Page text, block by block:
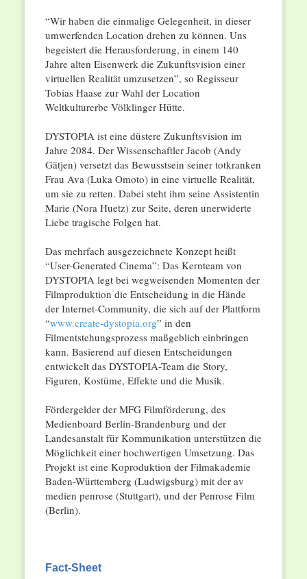
“Wir haben die einmalige Gelegenheit, in dieser
umwerfenden Location drehen zu können. Uns
begeistert die Herausforderung, in einem 140
Jahre alten Eisenwerk die Zukunftsvision einer
virtuellen Realität umzusetzen”, so Regisseur
Tobias Haase zur Wahl der Location
Weltkulturerbe Völklinger Hütte.
DYSTOPIA ist eine düstere Zukunftsvision im
Jahre 2084. Der Wissenschaftler Jacob (Andy
Gätjen) versetzt das Bewusstsein seiner totkranken
Frau Ava (Luka Omoto) in eine virtuelle Realität,
um sie zu retten. Dabei steht ihm seine Assistentin
Marie (Nora Huetz) zur Seite, deren unerwiderte
Liebe tragische Folgen hat.
Das mehrfach ausgezeichnete Konzept heißt
“User-Generated Cinema”: Das Kernteam von
DYSTOPIA legt bei wegweisenden Momenten der
Filmproduktion die Entscheidung in die Hände
der Internet-Community, die sich auf der Plattform
“www.create-dystopia.org” in den
Filmentstehungsprozess maßgeblich einbringen
kann. Basierend auf diesen Entscheidungen
entwickelt das DYSTOPIA-Team die Story,
Figuren, Kostüme, Effekte und die Musik.
Fördergelder der MFG Filmförderung, des
Medienboard Berlin-Brandenburg und der
Landesanstalt für Kommunikation unterstützen die
Möglichkeit einer hochwertigen Umsetzung. Das
Projekt ist eine Koproduktion der Filmakademie
Baden-Württemberg (Ludwigsburg) mit der av
medien penrose (Stuttgart), und der Penrose Film
(Berlin).
Fact-Sheet